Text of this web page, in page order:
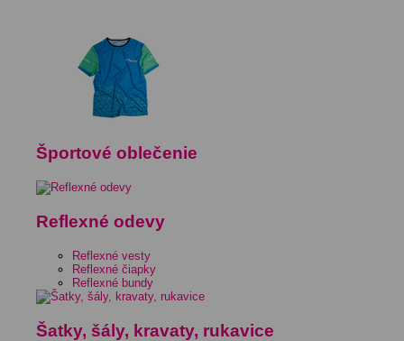
Športové oblečenie
Reflexné odevy
Reflexné vesty
Reflexné čiapky
Reflexné bundy
Šatky, šály, kravaty, rukavice